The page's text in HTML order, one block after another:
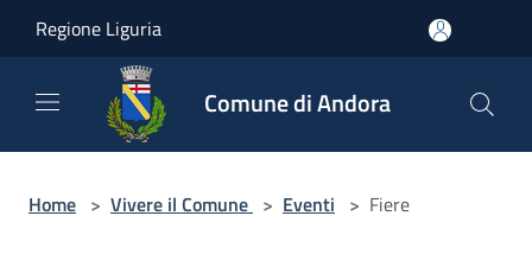
Regione Liguria
Comune di Andora
Home > Vivere il Comune > Eventi > Fiere